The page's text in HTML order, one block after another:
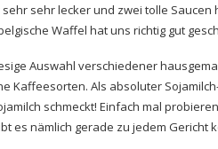
sehr lecker und zwei tolle
Waffel hat uns richtig gut
Auswahl verschiedener
Kaffeesorten. Als absoluter
schmeckt! Einfach mal
es nämlich gerade zu jedem Gericht